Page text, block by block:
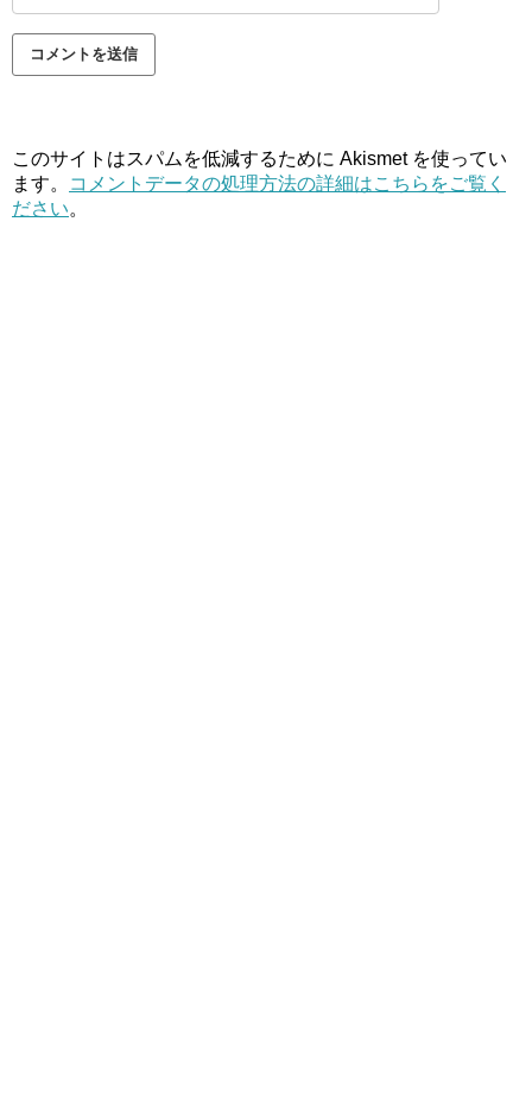
このサイトはスパムを低減するために Akismet を使ってい
ます。
コメントデータの処理方法の詳細はこちらをご覧く
ださい。